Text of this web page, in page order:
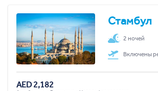
Стамбул
2 ночей
Включены
AED 2,182